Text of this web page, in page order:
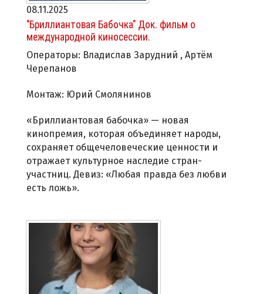
08.11.2025
"Бриллиантовая Бабочка" Док. фильм о
международной киносессии.
Операторы: Владислав Зарудний , Артём
Черепанов
Монтаж: Юрий Смолянинов
«Бриллиантовая бабочка» — новая
кинопремия, которая объединяет народы,
сохраняет общечеловеческие ценности и
отражает культурное наследие стран-
участниц. Девиз: «Любая правда без любви
есть ложь».